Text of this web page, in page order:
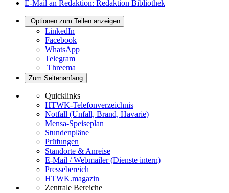
E-Mail an Redaktion: Redaktion Bibliothek
Optionen zum Teilen anzeigen
LinkedIn
Facebook
WhatsApp
Telegram
Threema
Zum Seitenanfang
Quicklinks
HTWK-Telefonverzeichnis
Notfall (Unfall, Brand, Havarie)
Mensa-Speiseplan
Stundenpläne
Prüfungen
Standorte & Anreise
E-Mail / Webmailer (Dienste intern)
Pressebereich
HTWK.magazin
Zentrale Bereiche